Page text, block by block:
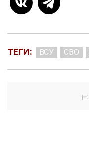
ТЕГИ: ВСУ СВО